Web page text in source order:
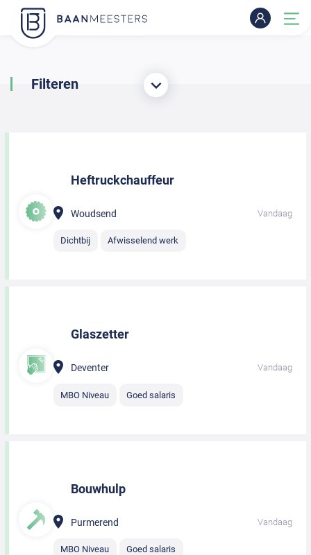
Filteren
Heftruckchauffeur
Woudsend Vandaag
Dichtbij Afwisselend werk
Glaszetter
Deventer Vandaag
MBO Niveau Goed salaris
Bouwhulp
Purmerend Vandaag
MBO Niveau Goed salaris